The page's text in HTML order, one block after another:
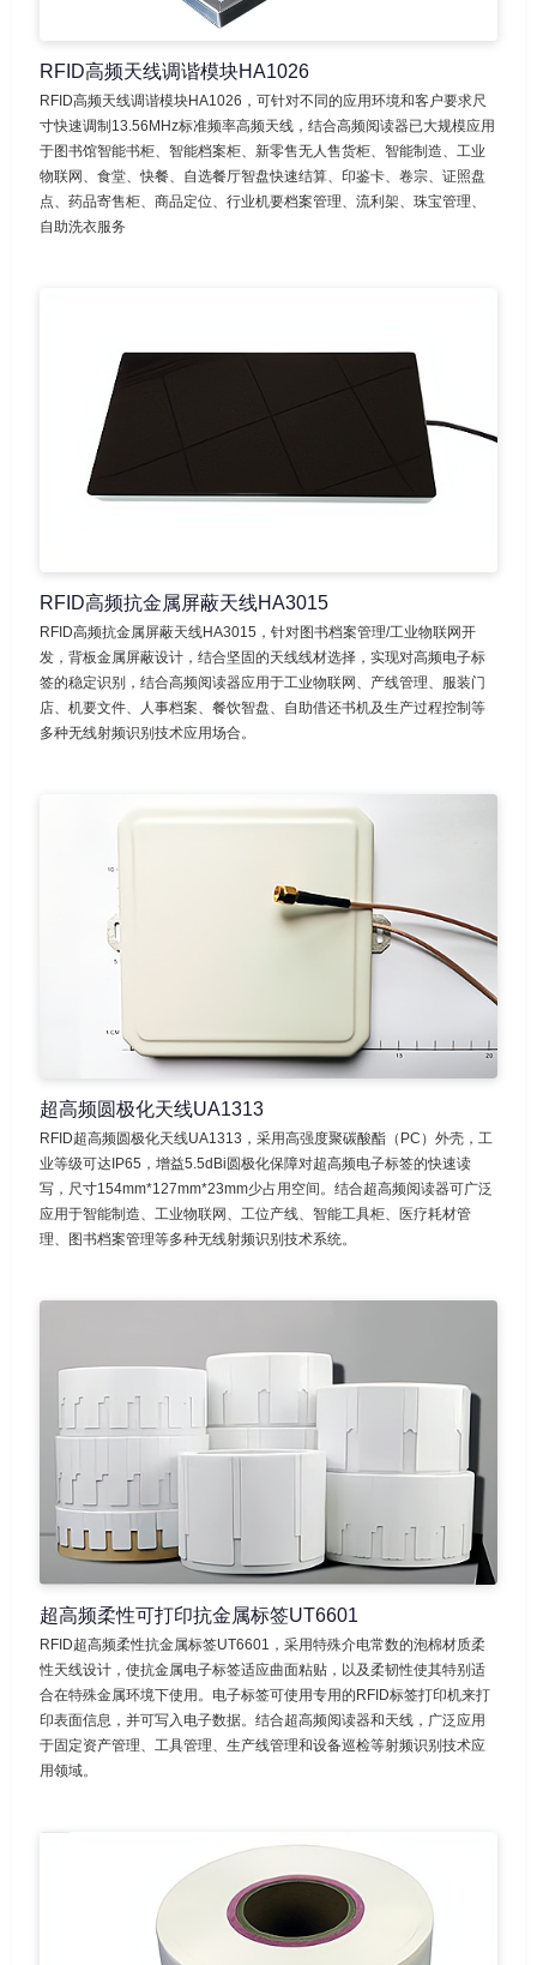
RFID高频天线调谐模块HA1026
RFID高频天线调谐模块HA1026，可针对不同的应用环境和客户要求尺
寸快速调制13.56MHz标准频率高频天线，结合高频阅读器已大规模应用
于图书馆智能书柜、智能档案柜、新零售无人售货柜、智能制造、工业
物联网、食堂、快餐、自选餐厅智盘快速结算、印鉴卡、卷宗、证照盘
点、药品寄售柜、商品定位、行业机要档案管理、流利架、珠宝管理、
自助洗衣服务
RFID高频抗金属屏蔽天线HA3015
RFID高频抗金属屏蔽天线HA3015，针对图书档案管理/工业物联网开
发，背板金属屏蔽设计，结合坚固的天线线材选择，实现对高频电子标
签的稳定识别，结合高频阅读器应用于工业物联网、产线管理、服装门
店、机要文件、人事档案、餐饮智盘、自助借还书机及生产过程控制等
多种无线射频识别技术应用场合。
超高频圆极化天线UA1313
RFID超高频圆极化天线UA1313，采用高强度聚碳酸酯（PC）外壳，工
业等级可达IP65，增益5.5dBi圆极化保障对超高频电子标签的快速读
写，尺寸154mm*127mm*23mm少占用空间。结合超高频阅读器可广泛
应用于智能制造、工业物联网、工位产线、智能工具柜、医疗耗材管
理、图书档案管理等多种无线射频识别技术系统。
超高频柔性可打印抗金属标签UT6601
RFID超高频柔性抗金属标签UT6601，采用特殊介电常数的泡棉材质柔
性天线设计，使抗金属电子标签适应曲面粘贴，以及柔韧性使其特别适
合在特殊金属环境下使用。电子标签可使用专用的RFID标签打印机来打
印表面信息，并可写入电子数据。结合超高频阅读器和天线，广泛应用
于固定资产管理、工具管理、生产线管理和设备巡检等射频识别技术应
用领域。